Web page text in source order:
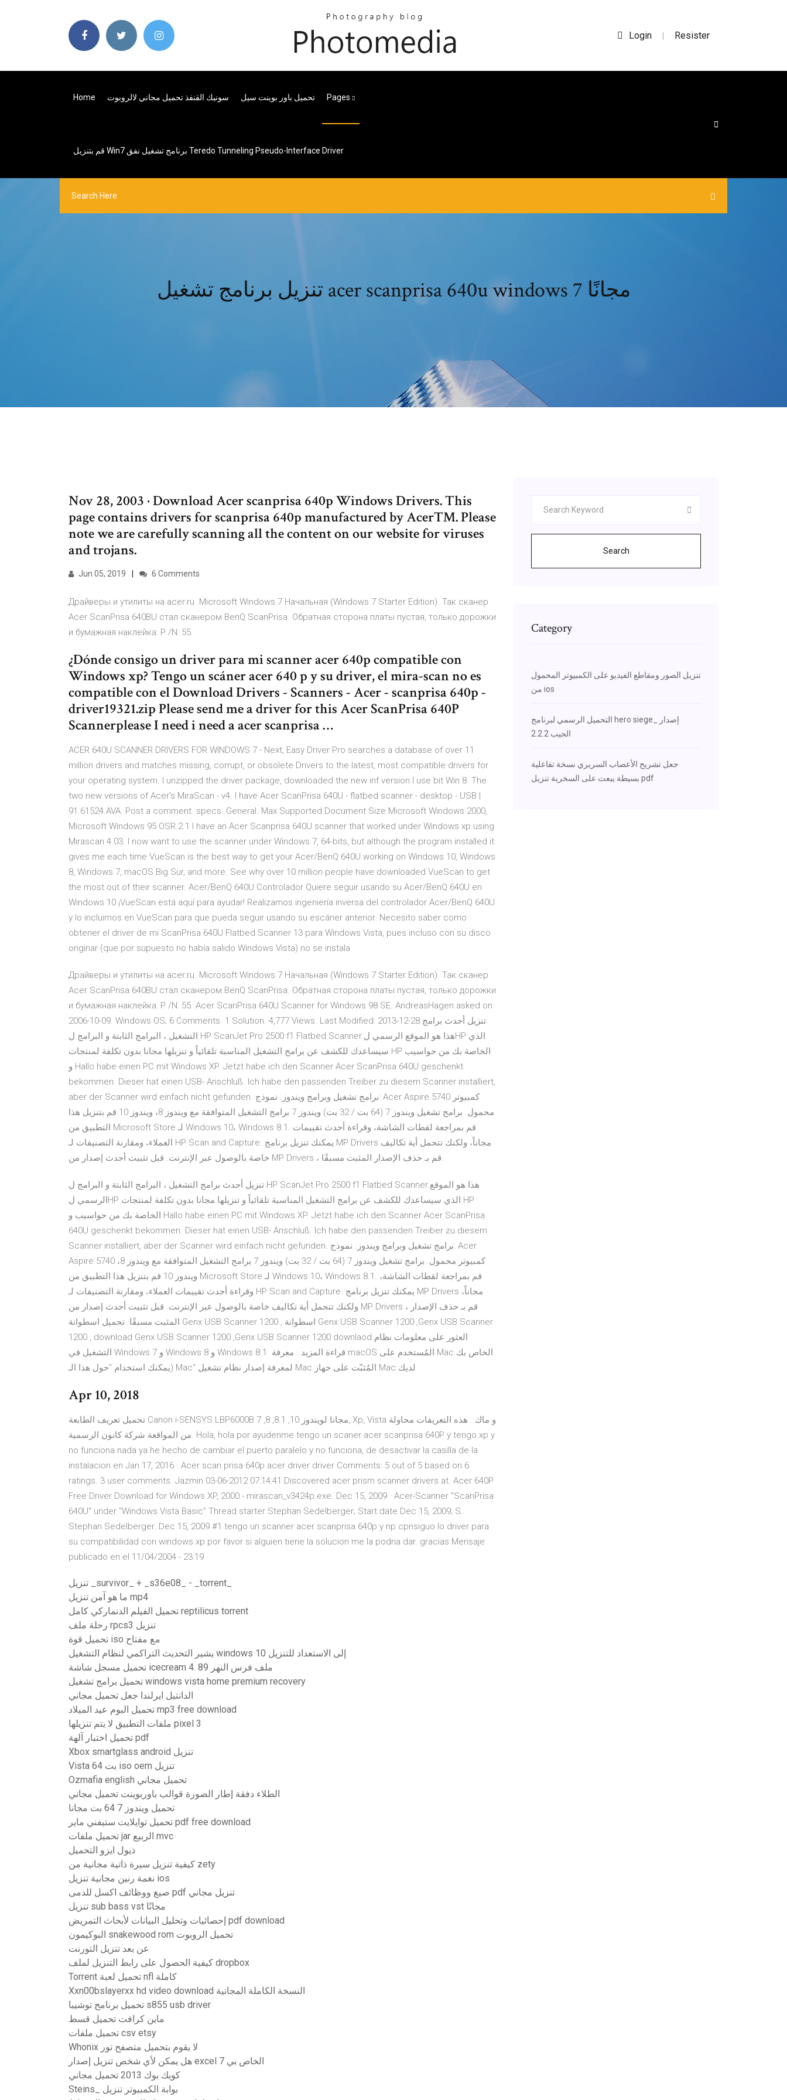
Login | Resister
Home سونيك القنفذ تحميل مجاني لالروبوت تحميل باور بوينت سيل Pages
قم بتنزيل Win7 برنامج تشغيل نفق Teredo Tunneling Pseudo-Interface Driver
تنزيل برنامج تشغيل acer scanprisa 640u windows 7 مجانًا
Nov 28, 2003 · Download Acer scanprisa 640p Windows Drivers. This
page contains drivers for scanprisa 640p manufactured by Acer™. Please
note we are carefully scanning all the content on our website for viruses
and trojans.
Jun 05, 2019 6 Comments
Драйверы и утилиты на acer.ru. Microsoft Windows 7 Начальная (Windows 7 Starter Edition). Так сканер
Acer ScanPrisa 640BU стал сканером BenQ ScanPrisa. Обратная сторона платы пустая, только дорожки
и бумажная наклейка: P /N: 55.
¿Dónde consigo un driver para mi scanner acer 640p compatible con
Windows xp? Tengo un scáner acer 640 p y su driver, el mira-scan no es
compatible con el Download Drivers - Scanners - Acer - scanprisa 640p -
driver19321.zip Please send me a driver for this Acer ScanPrisa 640P
Scannerplease I need i need a acer scanprisa …
ACER 640U SCANNER DRIVERS FOR WINDOWS 7 - Next, Easy Driver Pro searches a database of over 11
million drivers and matches missing, corrupt, or obsolete Drivers to the latest, most compatible drivers for
your operating system. I unzipped the driver package, downloaded the new inf version I use bit Win 8. The
two new versions of Acer's MiraScan - v4. I have Acer ScanPrisa 640U - flatbed scanner - desktop - USB |
91.61524.AVA. Post a comment. specs. General. Max Supported Document Size Microsoft Windows 2000,
Microsoft Windows 95 OSR 2.1 I have an Acer Scanprisa 640U scanner that worked under Windows xp using
Mirascan 4.03. I now want to use the scanner under Windows 7, 64-bits, but although the program installed it
gives me each time VueScan is the best way to get your Acer/BenQ 640U working on Windows 10, Windows
8, Windows 7, macOS Big Sur, and more. See why over 10 million people have downloaded VueScan to get
the most out of their scanner. Acer/BenQ 640U Controlador Quiere seguir usando su Acer/BenQ 640U en
Windows 10 ¡VueScan está aquí para ayudar! Realizamos ingeniería inversa del controlador Acer/BenQ 640U
y lo incluimos en VueScan para que pueda seguir usando su escáner anterior. Necesito saber como
obtener el driver de mi ScanPrisa 640U Flatbed Scanner 13 para Windows Vista, pues incluso con su disco
originar (que por supuesto no había salido Windows Vista) no se instala
Драйверы и утилиты на acer.ru. Microsoft Windows 7 Начальная (Windows 7 Starter Edition). Так сканер
Acer ScanPrisa 640BU стал сканером BenQ ScanPrisa. Обратная сторона платы пустая, только дорожки
и бумажная наклейка: P /N: 55. Acer ScanPrisa 640U Scanner for Windows 98 SE. AndreasHagen asked on
2006-10-09. Windows OS; 6 Comments. 1 Solution. 4,777 Views. Last Modified: 2013-12-28 تنزيل أحدث برامج
التشغيل ، البرامج الثابتة و البرامج ل HP ScanJet Pro 2500 f1 Flatbed Scanner.هذا هو الموقع الرسمي لHP الذي
سيساعدك للكشف عن برامج التشغيل المناسبة تلقائياً و تنزيلها مجانا بدون تكلفة لمنتجات HP الخاصة بك من حواسيب
و Hallo habe einen PC mit Windows XP. Jetzt habe ich den Scanner Acer ScanPrisa 640U geschenkt
bekommen. Dieser hat einen USB- Anschluß. Ich habe den passenden Treiber zu diesem Scanner installiert,
aber der Scanner wird einfach nicht gefunden. برامج تشغيل وبرامج ويندوز. نموذج: Acer Aspire 5740 كمبيوتر
محمول. برامج تشغيل ويندوز 7 (64 بت / 32 بت) ويندوز 7 برامج التشغيل المتوافقة مع ويندوز 8، ويندوز 10 قم بتنزيل هذا
التطبيق من Microsoft Store لـ Windows 10، Windows 8.1. قم بمراجعة لقطات الشاشة، وقراءة أحدث تقييمات
العملاء، ومقارنة التصنيفات لـ HP Scan and Capture. يمكنك تنزيل برنامج MP Drivers مجاناً، ولكنك تتحمل أية تكاليف
خاصة بالوصول عبر الإنترنت. قبل تثبيت أحدث إصدار من MP Drivers ، قم بـ حذف الإصدار المثبت مسبقًا.
تنزيل أحدث برامج التشغيل ، البرامج الثابتة و البرامج ل HP ScanJet Pro 2500 f1 Flatbed Scanner.هذا هو الموقع
الرسمي لHP الذي سيساعدك للكشف عن برامج التشغيل المناسبة تلقائياً و تنزيلها مجانا بدون تكلفة لمنتجات HP
الخاصة بك من حواسيب و Hallo habe einen PC mit Windows XP. Jetzt habe ich den Scanner Acer ScanPrisa
640U geschenkt bekommen. Dieser hat einen USB- Anschluß. Ich habe den passenden Treiber zu diesem
Scanner installiert, aber der Scanner wird einfach nicht gefunden. برامج تشغيل وبرامج ويندوز. نموذج: Acer
Aspire 5740 كمبيوتر محمول. برامج تشغيل ويندوز 7 (64 بت / 32 بت) ويندوز 7 برامج التشغيل المتوافقة مع ويندوز 8،
ويندوز 10 قم بتنزيل هذا التطبيق من Microsoft Store لـ Windows 10، Windows 8.1. قم بمراجعة لقطات الشاشة،
وقراءة أحدث تقييمات العملاء، ومقارنة التصنيفات لـ HP Scan and Capture. يمكنك تنزيل برنامج MP Drivers مجاناً،
ولكنك تتحمل أية تكاليف خاصة بالوصول عبر الإنترنت. قبل تثبيت أحدث إصدار من MP Drivers ، قم بـ حذف الإصدار
المثبت مسبقًا. تحميل اسطوانة Genx USB Scanner 1200 , اسطوانة Genx USB Scanner 1200 ,Genx USB Scanner
1200 , download Genx USB Scanner 1200 ,Genx USB Scanner 1200 downlaod العثور على معلومات نظام
التشغيل في Windows 7 و Windows 8 و Windows 8.1. قراءة المزيد . معرفة macOS المُستخدم على Mac الخاص بك
(يمكنك استخدام "حول هذا الـ Mac" لمعرفة إصدار نظام تشغيل Mac المُثبّت على جهاز Mac لديك
Apr 10, 2018
تحميل تعريف الطابعة Canon i-SENSYS LBP6000B مجانا لويندوز 10, 8.1, 8, 7, Xp, Vista و ماك . هذه التعريفات محاولة
من المواقعة شركة كانون الرسمية. Hola, hola por ayudenme tengo un scaner acer scanprisa 640P y tengo xp y
no funciona nada ya he hecho de cambiar el puerto paralelo y no funciona, de desactivar la casilla de la
instalacion en Jan 17, 2016 · Acer scan prisa 640p acer driver driver Comments: 5 out of 5 based on 6
ratings. 3 user comments. Jazmin 03-06-2012 07:14:41 Discovered acer prism scanner drivers at. Acer 640P
Free Driver Download for Windows XP, 2000 - mirascan_v3424p.exe. Dec 15, 2009 · Acer-Scanner "ScanPrisa
640U" under "Windows Vista Basic" Thread starter Stephan Sedelberger; Start date Dec 15, 2009; S.
Stephan Sedelberger. Dec 15, 2009 #1 tengo un scanner acer scanprisa 640p y np cpnsiguo lo driver para
su compatibilidad con windows xp por favor si alguien tiene la solucion me la podria dar. gracias Mensaje
publicado en el 11/04/2004 - 23:19
تنزيل _survivor_ + _s36e08_ - _torrent_
ما هو آمن تنزيل mp4
تحميل الفيلم الدنماركي كامل reptilicus torrent
رحلة ملف rpcs3 تنزيل
تحميل قوة iso مع مفتاح
يشير التحديث التراكمي لنظام التشغيل windows 10 إلى الاستعداد للتنزيل
تحميل مسجل شاشة icecream 4. 89 ملف فرس النهر
تحميل برامج تشغيل windows vista home premium recovery
الدانتيل ايرلندا جعل تحميل مجاني
تحميل البوم عيد الميلاد mp3 free download
ملفات التطبيق لا يتم تنزيلها pixel 3
تحميل اختبار آلهة pdf
Xbox smartglass android تنزيل
Vista 64 بت iso oem تنزيل
Ozmafia english تحميل مجاني
الطلاء دفقة إطار الصورة قوالب باوربوينت تحميل مجاني
تحميل ويندوز 7 64 بت مجانا
تحميل توايلايت ستيفني ماير pdf free download
تحميل ملفات jar الربيع mvc
ذيول ايزو التحميل
كيفية تنزيل سيرة ذاتية مجانية من zety
نغمة رنين مجانية تنزيل ios
صيغ ووظائف اكسل للدمى pdf تنزيل مجاني
تنزيل sub bass vst مجانًا
إحصائيات وتحليل البيانات لأبحاث التمريض pdf download
البوكيمون snakewood rom تحميل الروبوت
عن بعد تنزيل التورنت
كيفية الحصول على رابط التنزيل لملف dropbox
Torrent تحميل لعبة nfl كاملة
Xxn00bslayerxx hd video download النسخة الكاملة المجانية
تحميل برنامج توشيبا s855 usb driver
ماين كرافت تحميل قسط
تحميل ملفات csv etsy
Whonix لا يقوم بتحميل متصفح تور
هل يمكن لأي شخص تنزيل إصدار excel 7 الخاص بي
كويك بوك 2013 تحميل مجاني
Steins_ بوابة الكمبيوتر تنزيل
Search
Category
تنزيل الصور ومقاطع الفيديو على الكمبيوتر المحمول
من ios
التحميل الرسمي لبرنامج hero siege_ إصدار
الجيب 2.2.2
جعل تشريح الأعصاب السريري نسخة تفاعلية
بسيطة يبعث على السخرية تنزيل pdf